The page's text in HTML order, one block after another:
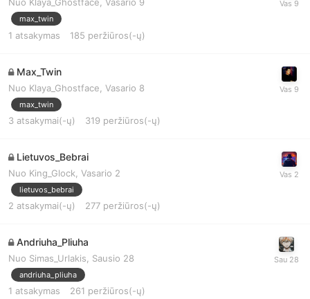
Nuo Klaya_Ghostface, Vasario 9
max_twin
1 atsakymas 185 peržiūros(-ų)
Max_Twin
Nuo Klaya_Ghostface Vasario 8
max_twin
3 atsakymai(-ų) 319 peržiūros(-ų)
Lietuvos_Bebrai
Nuo King_Glock Vasario 2
lietuvos_bebrai
2 atsakymai(-ų) 277 peržiūros(-ų)
Andriuha_Pliuha
Nuo Simas_Urlakis Sausio 28
andriuha_pliuha
1 atsakymas 261 peržiūros(-ų)